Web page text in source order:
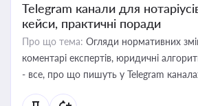
Telegram канали для
кейси, практичні поради
Про що тема: Огляди нормативних
коментарі експертів, юридичні
- все, про що пишуть у Telegram